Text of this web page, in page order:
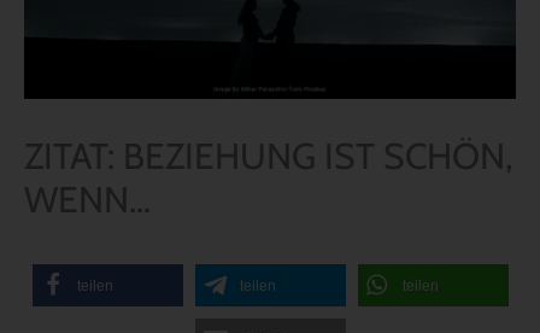
ZITAT: BEZIEHUNG IST SCHÖN,
WENN…
teilen teilen teilen